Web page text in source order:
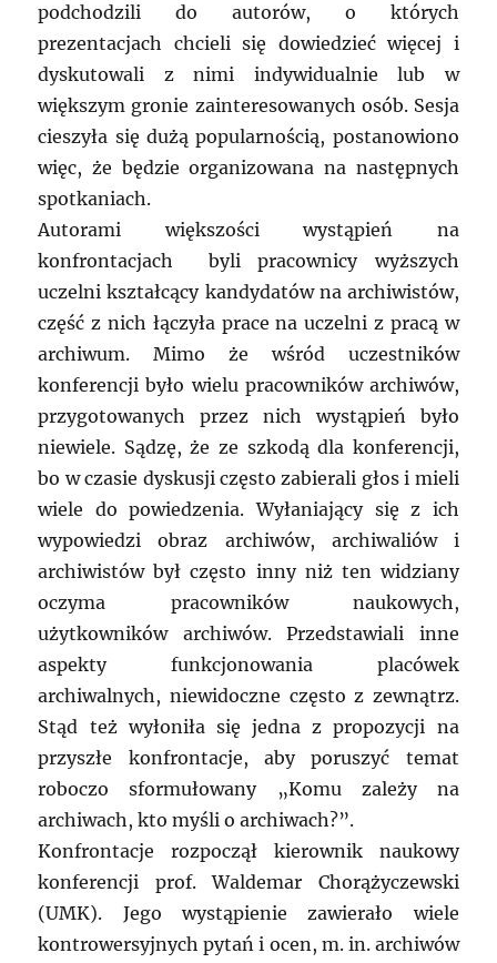
podchodzili do autorów, o których
prezentacjach chcieli się dowiedzieć więcej i
dyskutowali z nimi indywidualnie lub w
większym gronie zainteresowanych osób. Sesja
cieszyła się dużą popularnością, postanowiono
więc, że będzie organizowana na następnych
spotkaniach.
Autorami większości wystąpień na
konfrontacjach byli pracownicy wyższych
uczelni kształcący kandydatów na archiwistów,
część z nich łączyła prace na uczelni z pracą w
archiwum. Mimo że wśród uczestników
konferencji było wielu pracowników archiwów,
przygotowanych przez nich wystąpień było
niewiele. Sądzę, że ze szkodą dla konferencji,
bo w czasie dyskusji często zabierali głos i mieli
wiele do powiedzenia. Wyłaniający się z ich
wypowiedzi obraz archiwów, archiwaliów i
archiwistów był często inny niż ten widziany
oczyma pracowników naukowych,
użytkowników archiwów. Przedstawiali inne
aspekty funkcjonowania placówek
archiwalnych, niewidoczne często z zewnątrz.
Stąd też wyłoniła się jedna z propozycji na
przyszłe konfrontacje, aby poruszyć temat
roboczo sformułowany „Komu zależy na
archiwach, kto myśli o archiwach?”.
Konfrontacje rozpoczął kierownik naukowy
konferencji prof. Waldemar Chorążyczewski
(UMK). Jego wystąpienie zawierało wiele
kontrowersyjnych pytań i ocen, m. in. archiwów